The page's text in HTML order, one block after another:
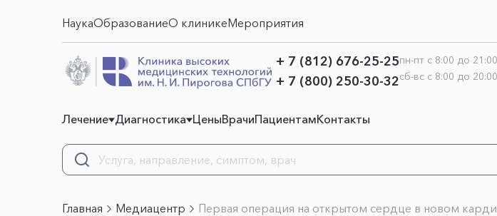
НаукаОбразованиеО клиникеМероприятия
+ 7 (812) 676-25-25
+ 7 (800) 250-30-32
пн-пт с 8:00 до 21:00
сб-вс с 8:00 до 20:00
Лечение Диагностика ЦеныВрачиПациентамКонтакты
Главная Медиацентр Первая операция на открытом сердце в новом